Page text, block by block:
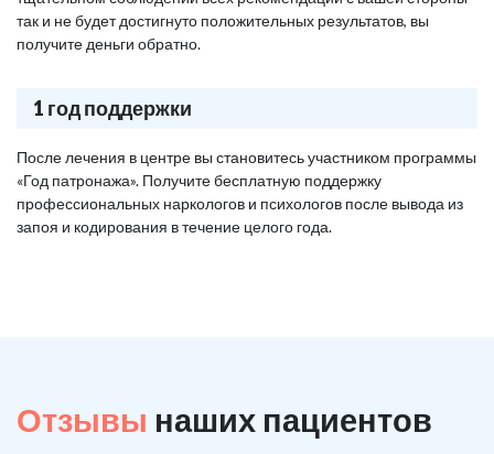
так и не будет достигнуто положительных результатов, вы
получите деньги обратно.
1 год поддержки
После лечения в центре вы становитесь участником программы
«Год патронажа». Получите бесплатную поддержку
профессиональных наркологов и психологов после вывода из
запоя и кодирования в течение целого года.
Отзывы наших пациентов